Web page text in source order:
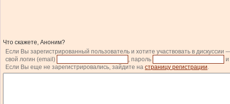
Что скажете, Аноним?
Если Вы зарегистрированный пользователь и хотите участвовать в дискуссии
свой логин (email)
, пароль и
Если Вы еще не зарегистрировались, зайдите на страницу регистрации.